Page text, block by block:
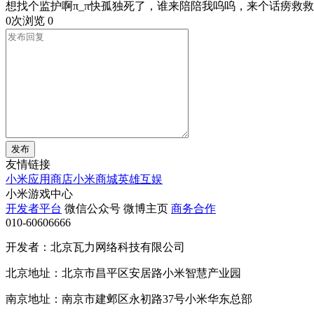
想找个监护啊π_π快孤独死了，谁来陪陪我呜呜，来个话痨救
0次浏览 0
发布
友情链接
小米应用商店小米商城英雄互娱
小米游戏中心
开发者平台 微信公众号 微博主页 商务合作
010-60606666
开发者：北京瓦力网络科技有限公司
北京地址：北京市昌平区安居路小米智慧产业园
南京地址：南京市建邺区永初路37号小米华东总部